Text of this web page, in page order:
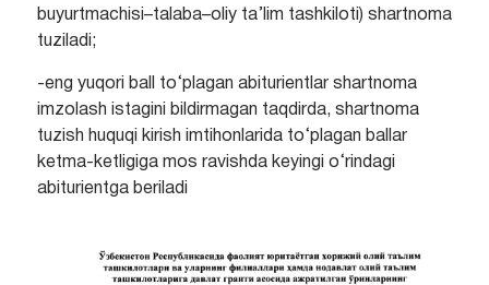
buyurtmachisi–talaba–oliy ta’lim tashkiloti) shartnoma
tuziladi;
-eng yuqori ball to‘plagan abiturientlar shartnoma
imzolash istagini bildirmagan taqdirda, shartnoma
tuzish huquqi kirish imtihonlarida to‘plagan ballar
ketma-ketligiga mos ravishda keyingi o‘rindagi
abiturientga beriladi